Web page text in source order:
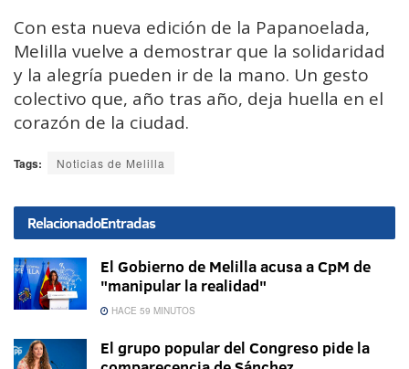
Con esta nueva edición de la Papanoelada,
Melilla vuelve a demostrar que la solidaridad
y la alegría pueden ir de la mano. Un gesto
colectivo que, año tras año, deja huella en el
corazón de la ciudad.
Tags: Noticias de Melilla
RelacionadoEntradas
El Gobierno de Melilla acusa a CpM de
"manipular la realidad"
HACE 59 MINUTOS
El grupo popular del Congreso pide la